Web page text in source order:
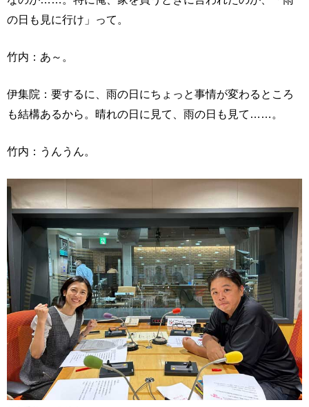
の日も見に行け」って。
竹内：あ～。
伊集院：要するに、雨の日にちょっと事情が変わるところ
も結構あるから。晴れの日に見て、雨の日も見て……。
竹内：うんうん。